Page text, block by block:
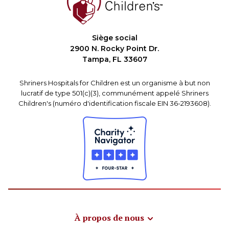
Siège social
2900 N. Rocky Point Dr.
Tampa, FL 33607
Shriners Hospitals for Children est un organisme à but non
lucratif de type 501(c)(3), communément appelé Shriners
Children's (numéro d'identification fiscale EIN 36-2193608).
À propos de nous